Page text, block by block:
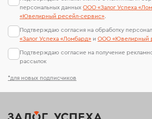
*для новых подписчиков
персональных данных ООО «Залог Успеха
«Ювелирный ресейл-сервиc».
Подтверждаю согласия на обработку
«Залог Успеха «Ломбард» и ООО «Ювелирный
Подтверждаю согласие на получение
рассылок